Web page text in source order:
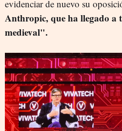
evidenciar de nuevo su
Anthropic, que ha llegado a
medieval".